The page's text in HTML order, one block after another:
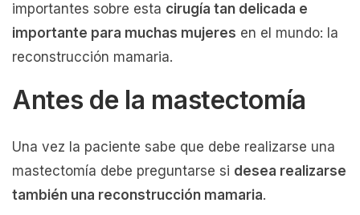
importantes sobre esta cirugía tan delicada e
importante para muchas mujeres en el mundo: la
reconstrucción mamaria.
Antes de la mastectomía
Una vez la paciente sabe que debe realizarse una
mastectomía debe preguntarse si desea realizarse
también una reconstrucción mamaria.